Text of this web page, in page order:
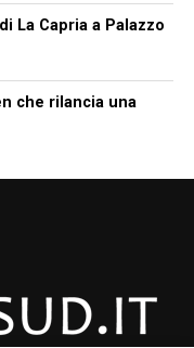
La Capria a Palazzo
che rilancia una